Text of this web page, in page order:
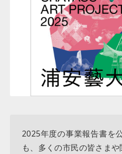
2025年度の事業報告書を
も、多くの市民の皆さま